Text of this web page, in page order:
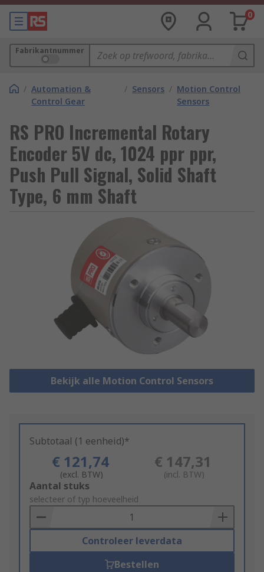
0
Fabrikantnummer
/ Automation &
Control Gear
/ Sensors / Motion Control
Sensors
RS PRO Incremental Rotary
Encoder 5V dc, 1024 ppr ppr,
Push Pull Signal, Solid Shaft
Type, 6 mm Shaft
Bekijk alle Motion Control Sensors
Subtotaal (1 eenheid)*
€ 121,74
(excl. BTW)
€ 147,31
(incl. BTW)
Add
to
Basket
Aantal stuks
selecteer of typ hoeveelheid
Controleer leverdata
Bestellen